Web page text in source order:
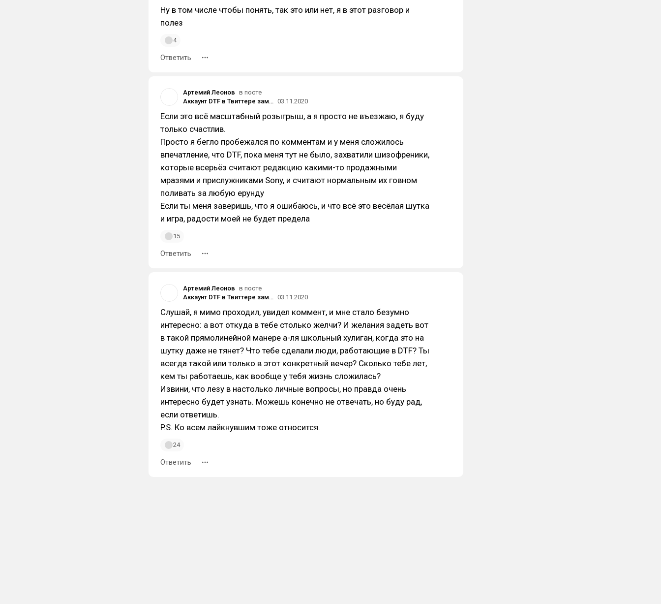
Ну в том числе чтобы понять, так это или нет, я в этот разговор и
полез
4
Ответить
Артемий Леонов в посте
Аккаунт DTF в Твиттере заморожен после жалобы Sony 03.11.2020
Если это всё масштабный розыгрыш, а я просто не въезжаю, я буду
только счастлив.
Просто я бегло пробежался по комментам и у меня сложилось
впечатление, что DTF, пока меня тут не было, захватили шизофреники,
которые всерьёз считают редакцию какими-то продажными
мразями и прислужниками Sony, и считают нормальным их говном
поливать за любую ерунду
Если ты меня заверишь, что я ошибаюсь, и что всё это весёлая шутка
и игра, радости моей не будет предела
15
Ответить
Артемий Леонов в посте
Аккаунт DTF в Твиттере заморожен после жалобы Sony 03.11.2020
Слушай, я мимо проходил, увидел коммент, и мне стало безумно
интересно: а вот откуда в тебе столько желчи? И желания задеть вот
в такой прямолинейной манере а-ля школьный хулиган, когда это на
шутку даже не тянет? Что тебе сделали люди, работающие в DTF? Ты
всегда такой или только в этот конкретный вечер? Сколько тебе лет,
кем ты работаешь, как вообще у тебя жизнь сложилась?
Извини, что лезу в настолько личные вопросы, но правда очень
интересно будет узнать. Можешь конечно не отвечать, но буду рад,
если ответишь.
P.S. Ко всем лайкнувшим тоже относится.
24
Ответить